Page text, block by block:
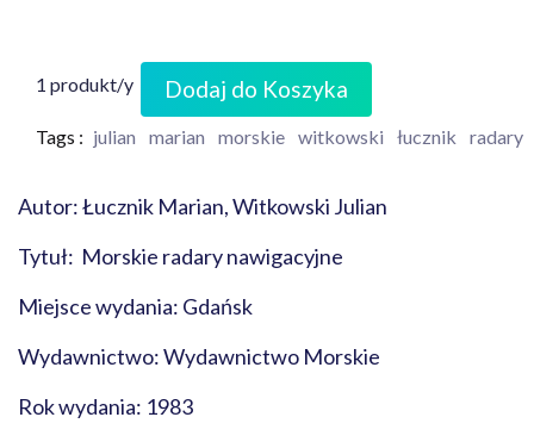
1 produkt/y Dodaj do Koszyka
Tags : julian marian morskie witkowski łucznik radary
Autor: Łucznik Marian, Witkowski Julian
Tytuł: Morskie radary nawigacyjne
Miejsce wydania: Gdańsk
Wydawnictwo: Wydawnictwo Morskie
Rok wydania: 1983